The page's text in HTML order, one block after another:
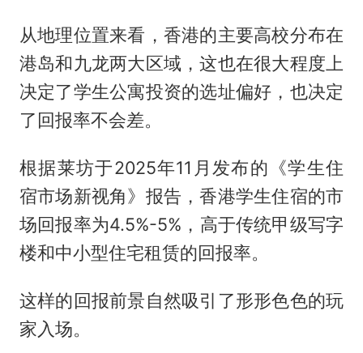
从地理位置来看，香港的主要高校分布在
港岛和九龙两大区域，这也在很大程度上
决定了学生公寓投资的选址偏好，也决定
了回报率不会差。
根据莱坊于2025年11月发布的《学生住
宿市场新视角》报告，香港学生住宿的市
场回报率为4.5%-5%，高于传统甲级写字
楼和中小型住宅租赁的回报率。
这样的回报前景自然吸引了形形色色的玩
家入场。